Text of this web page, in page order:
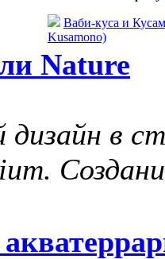
Ваби-куса и
Kusamono)
Nature
в